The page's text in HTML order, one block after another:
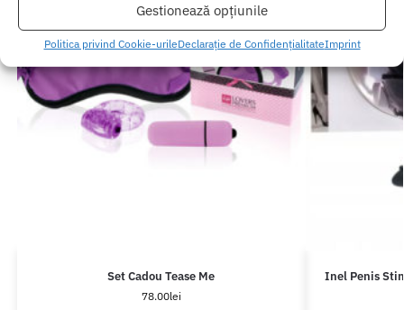
Gestionează opțiunile
Politica privind Cookie-urileDeclarație de ConfidențialitateImprint
Set Cadou Tease Me
78.00lei
Inel Penis